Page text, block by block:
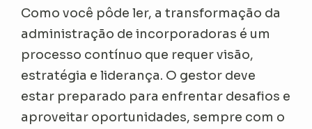
Como você pôde ler, a transformação da
administração de incorporadoras é um
processo contínuo que requer visão,
estratégia e liderança. O gestor deve
estar preparado para enfrentar desafios e
aproveitar oportunidades, sempre com o